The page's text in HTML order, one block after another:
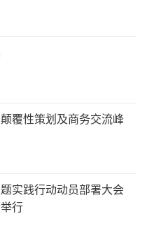
覆性策划及商务交流峰
实践行动动员部署大会
行